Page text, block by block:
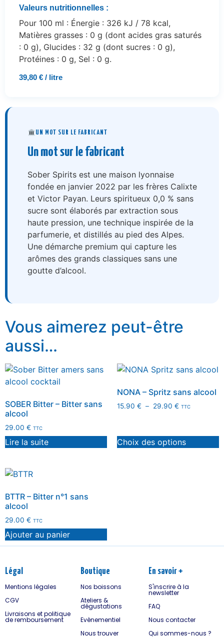
Valeurs nutritionnelles :
Pour 100 ml : Énergie : 326 kJ / 78 kcal,
Matières grasses : 0 g (dont acides gras saturés
: 0 g), Glucides : 32 g (dont sucres : 0 g),
Protéines : 0 g, Sel : 0 g.
39,80 € / litre
UN MOT SUR LE FABRICANT
Un mot sur le fabricant
Sober Spirits est une maison lyonnaise
fondée en janvier 2022 par les frères Calixte
et Victor Payan. Leurs spiritueux 0,0 % sans
sucre sont élaborés par extraction sous
haute pression, une technique inspirée de la
parfumerie, et distillés au pied des Alpes.
Une démarche premium qui capture les
arômes des grands classiques sans une
goutte d’alcool.
Vous aimerez peut-être
aussi…
SOBER Bitter – Bitter sans
alcool
29.00 € TTC
Lire la suite
NONA – Spritz sans alcool
15.90 € – 29.90 € TTC
Choix des options
BTTR – Bitter n°1 sans
alcool
29.00 € TTC
Ajouter au panier
Légal
Mentions légales
CGV
Livraisons et politique
de remboursement
Boutique
Nos boissons
Ateliers &
dégustations
Evènementiel
Nous trouver
En savoir +
S'inscrire à la
newsletter
FAQ
Nous contacter
Qui sommes-nous ?